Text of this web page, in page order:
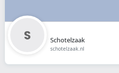
Schotelzaak
schotelzaak.nl